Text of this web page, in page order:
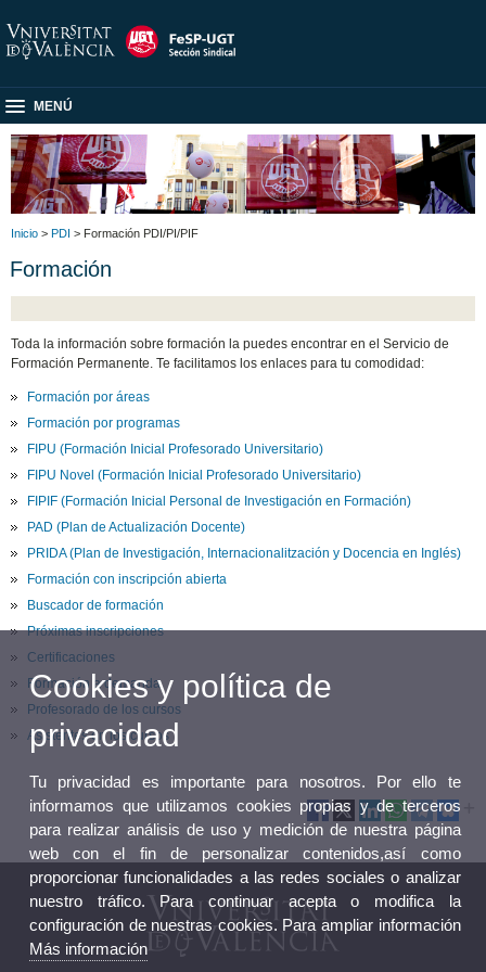
MENÚ
Inicio > PDI > Formación PDI/PI/PIF
Formación
Toda la información sobre formación la puedes encontrar en el Servicio de
Formación Permanente. Te facilitamos los enlaces para tu comodidad:
Formación por áreas
Formación por programas
FIPU (Formación Inicial Profesorado Universitario)
FIPU Novel (Formación Inicial Profesorado Universitario)
FIPIF (Formación Inicial Personal de Investigación en Formación)
PAD (Plan de Actualización Docente)
PRIDA (Plan de Investigación, Internacionalitzación y Docencia en Inglés)
Formación con inscripción abierta
Buscador de formación
Próximas inscripciones
Certificaciones
Formación a demanda
Profesorado de los cursos
Asistentes en los cursos
Cookies y política de
privacidad
Tu privacidad es importante para nosotros. Por ello te
informamos que utilizamos cookies propias y de terceros
para realizar análisis de uso y medición de nuestra página
web con el fin de personalizar contenidos,así como
proporcionar funcionalidades a las redes sociales o analizar
nuestro tráfico. Para continuar acepta o modifica la
configuración de nuestras cookies. Para ampliar información
Más información